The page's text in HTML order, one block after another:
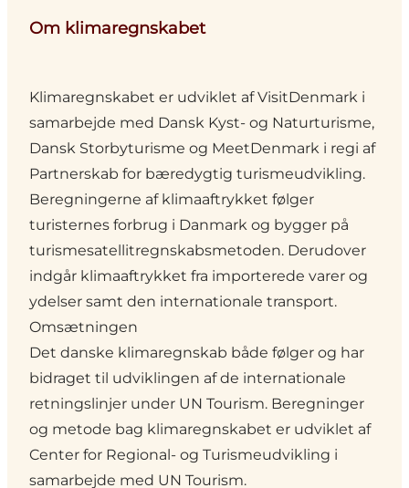
Om klimaregnskabet
Klimaregnskabet er udviklet af VisitDenmark i
samarbejde med Dansk Kyst- og Naturturisme,
Dansk Storbyturisme og MeetDenmark i regi af
Partnerskab for bæredygtig turismeudvikling.
Beregningerne af klimaaftrykket følger
turisternes forbrug i Danmark og bygger på
turismesatellitregnskabsmetoden. Derudover
indgår klimaaftrykket fra importerede varer og
ydelser samt den internationale transport.
Omsætningen
Det danske klimaregnskab både følger og har
bidraget til udviklingen af de internationale
retningslinjer under UN Tourism. Beregninger
og metode bag klimaregnskabet er udviklet af
Center for Regional- og Turismeudvikling i
samarbejde med UN Tourism.